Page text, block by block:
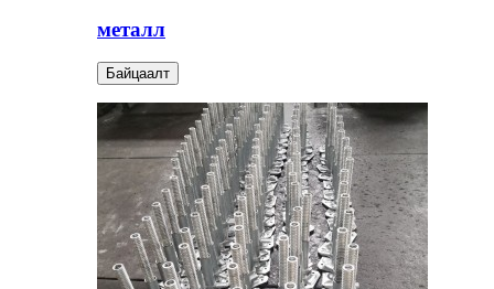
металл
Байцаалт